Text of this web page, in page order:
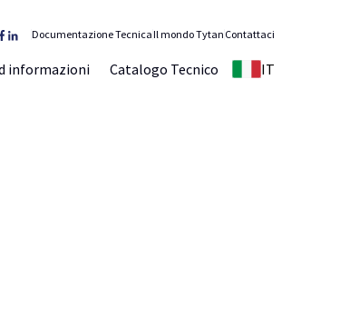
informazioni Catalogo Tecnico IT
Documentazione TecnicaIl mondo Tytan Contattaci